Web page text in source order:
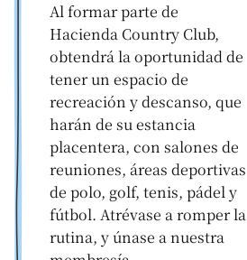
Al formar parte de
Hacienda Country Club,
obtendrá la oportunidad de
tener un espacio de
recreación y descanso, que
harán de su estancia
placentera, con salones de
reuniones, áreas deportivas
de polo, golf, tenis, pádel y
fútbol. Atrévase a romper la
rutina, y únase a nuestra